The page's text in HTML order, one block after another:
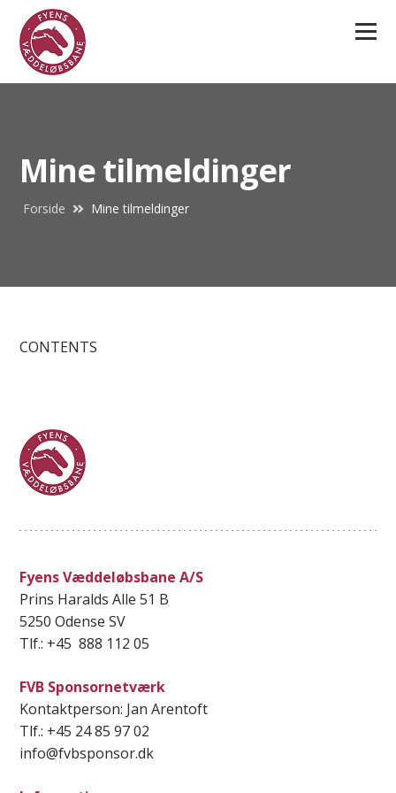
Menu
Mine tilmeldinger
Forside Mine tilmeldinger
CONTENTS
Fyens Væddeløbsbane A/S
Prins Haralds Alle 51 B
5250 Odense SV
Tlf.: +45 888 112 05
FVB Sponsornetværk
Kontaktperson: Jan Arentoft
Tlf.: +45 24 85 97 02
info@fvbsponsor.dk